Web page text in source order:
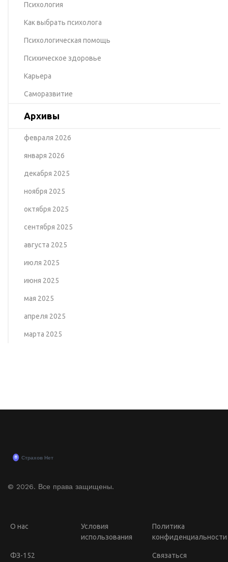
Психология
Как выбрать психолога
Психологическая помощь
Психическое здоровье
Карьера
Саморазвитие
Архивы
февраля 2026
января 2026
декабря 2025
ноября 2025
октября 2025
сентября 2025
августа 2025
июля 2025
июня 2025
мая 2025
апреля 2025
марта 2025
© 2026. Все права защищены.
О нас
Условия
использования
Политика
конфиденциальности
ФЗ-152 Связаться